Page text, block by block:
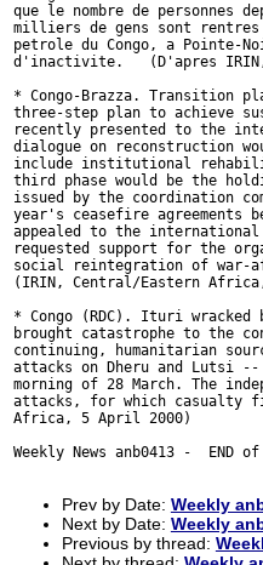
Prev by Date: Weekly
Next by Date: Weekly
Previous by thread: